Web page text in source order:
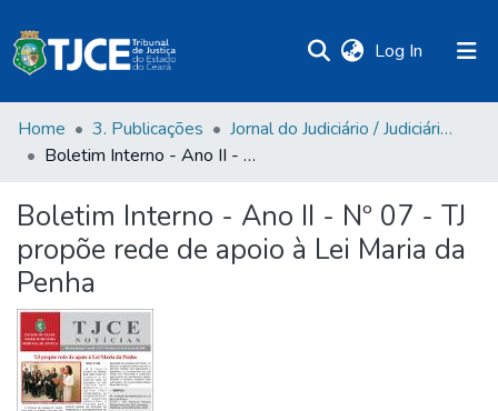
Log In (current)
Home 3. Publicações
Jornal do Judiciário / Judiciário em Revista / Judiciário em Foco / Boletim TJCE
Boletim Interno - Ano II - Nº 07 - TJ propõe rede de apoio à Lei Maria da Penha
Boletim Interno - Ano II - Nº 07 - TJ
propõe rede de apoio à Lei Maria da
Penha